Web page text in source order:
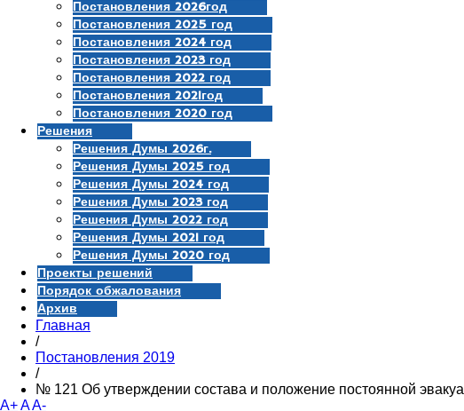
Постановления 2026год
Постановления 2025 год
Постановления 2024 год
Постановления 2023 год
Постановления 2022 год
Постановления 2021год
Постановления 2020 год
Решения
Решения Думы 2026г.
Решения Думы 2025 год
Решения Думы 2024 год
Решения Думы 2023 год
Решения Думы 2022 год
Решения Думы 2021 год
Решения Думы 2020 год
Проекты решений
Порядок обжалования
Архив
Главная
/
Постановления 2019
/
№ 121 Об утверждении состава и положение постоянной
A+AA-